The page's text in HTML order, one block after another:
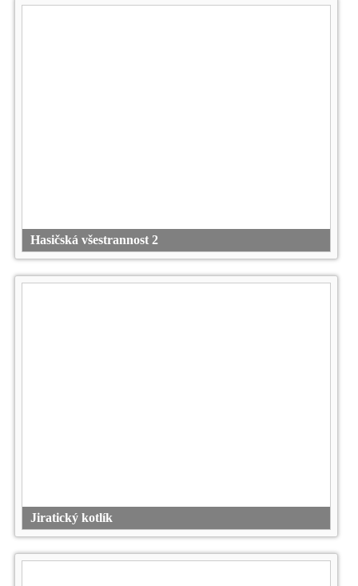
Hasičská všestrannost 2
Jiratický kotlík